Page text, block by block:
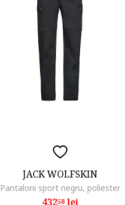
JACK WOLFSKIN
Pantaloni sport negru, poliester
43258lei